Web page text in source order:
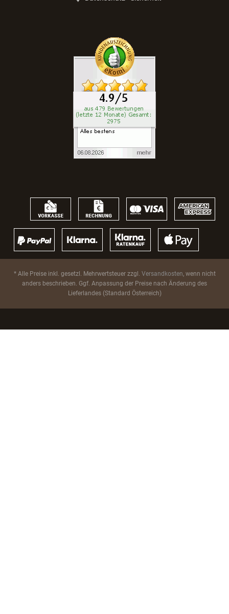
* Alle Preise inkl. gesetzl. Mehrwertsteuer zzgl. Versandkosten, wenn nicht
anders beschrieben. Ggf. Anpassung der Preise nach Änderung des
Lieferlandes (Standard Österreich)